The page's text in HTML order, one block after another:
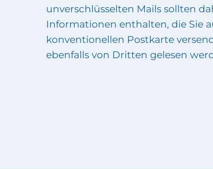
unverschlüsselten Mails sollten
Informationen enthalten, die Sie
konventionellen Postkarte
ebenfalls von Dritten gelesen